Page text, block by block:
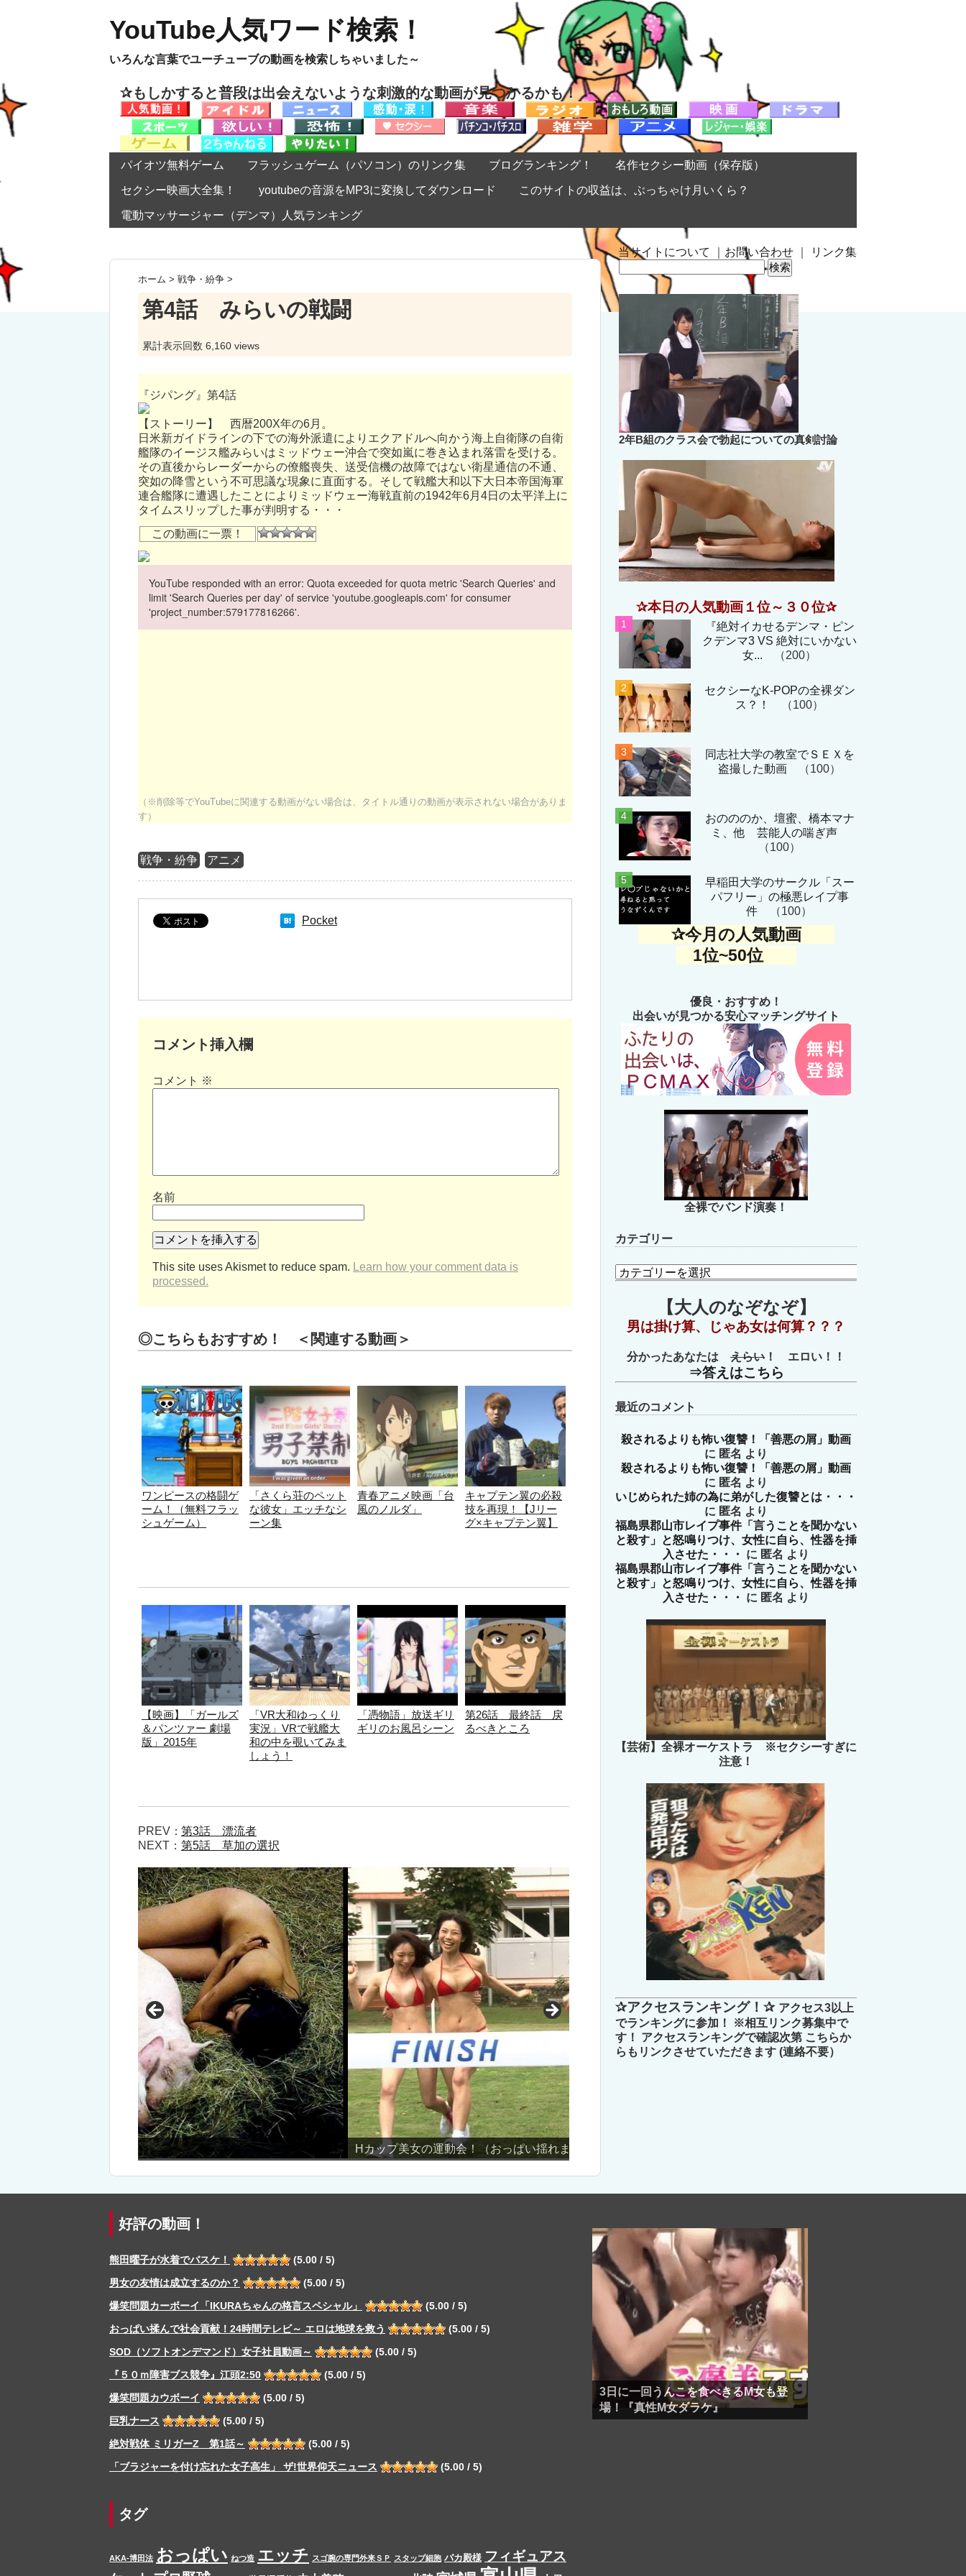
YouTube人気ワード検索！
いろんな言葉でユーチューブの動画を検索しちゃいました～
✰もしかすると普段は出会えないような刺激的な動画が見つかるかも！
パイオツ無料ゲーム フラッシュゲーム（パソコン）のリンク集 ブログランキング！ 名作セクシー動画（保存版）
セクシー映画大全集！ youtubeの音源をMP3に変換してダウンロード このサイトの収益は、ぶっちゃけ月いくら？
電動マッサージャー（デンマ）人気ランキング
当サイトについて お問い合わせ リンク集
ホーム > 戦争・紛争 >
第4話 みらいの戦闘
累計表示回数 6,160 views
『ジパング』第4話
【ストーリー】 西暦200X年の6月。
日米新ガイドラインの下での海外派遣によりエクアドルへ向かう海上自衛隊の自衛
艦隊のイージス艦みらいはミッドウェー沖合で突如嵐に巻き込まれ落雷を受ける。
その直後からレーダーからの僚艦喪失、送受信機の故障ではない衛星通信の不通、
突如の降雪という不可思議な現象に直面する。そして戦艦大和以下大日本帝国海軍
連合艦隊に遭遇したことによりミッドウェー海戦直前の1942年6月4日の太平洋上に
タイムスリップした事が判明する・・・
この動画に一票！
YouTube responded with an error: Quota exceeded for quota metric 'Search Queries' and
limit 'Search Queries per day' of service 'youtube.googleapis.com' for consumer
'project_number:579177816266'.
（※削除等でYouTubeに関連する動画がない場合は、タイトル通りの動画が表示されない場合がありま
す）
戦争・紛争 アニメ
Pocket
コメント挿入欄
コメント ※
名前
This site uses Akismet to reduce spam.
Learn how your comment data is
processed.
◎こちらもおすすめ！ ＜関連する動画＞
ワンピースの格闘ゲ
ーム！（無料フラッ
シュゲーム）
「さくら荘のペット
な彼女」エッチなシ
ーン集
青春アニメ映画「台
風のノルダ」
キャプテン翼の必殺
技を再現！【Jリー
グ×キャプテン翼】
【映画】「ガールズ
＆パンツァー 劇場
版」2015年
「VR大和ゆっくり
実況」VRで戦艦大
和の中を覗いてみま
しょう！
「憑物語」放送ギリ
ギリのお風呂シーン
第26話 最終話 戻
るべきところ
PREV：第3話 漂流者
NEXT： 第5話 草加の選択
Hカップ美女の運動会！（おっぱい揺れます）
検
索:
2年B組のクラス会で勃起についての真剣討論
✰本日の人気動画１位～３０位✰
『絶対イカせるデンマ・ピン
クデンマ3 VS 絶対にいかない
女... （200）
セクシーなK-POPの全裸ダン
ス？！
（100）
同志社大学の教室でＳＥＸを
盗撮した動画 （100）
おのののか、壇蜜、橋本マナ
ミ、他 芸能人の喘ぎ声
（100）
早稲田大学のサークル「スー
パフリー」の極悪レイプ事
件 （100）
✰今月の人気動画
1位~50位
優良・おすすめ！
出会いが見つかる安心マッチングサイト
全裸でバンド演奏！
カテゴリー
カ
テ
【大人のなぞなぞ】
男は掛け算、じゃあ女は何算？？？
分かったあなたは えらい ！ エロい！！
⇒答えはこちら
最近のコメント
殺されるよりも怖い復讐！「善悪の屑」動画
に 匿名 より
殺されるよりも怖い復讐！「善悪の屑」動画
に 匿名 より
いじめられた姉の為に弟がした復讐とは・・・
に 匿名 より
福島県郡山市レイプ事件「言うことを聞かない
と殺す」と怒鳴りつけ、女性に自ら、性器を挿
入させた・・・
に 匿名 より
福島県郡山市レイプ事件「言うことを聞かない
と殺す」と怒鳴りつけ、女性に自ら、性器を挿
入させた・・・
に 匿名 より
【芸術】全裸オーケストラ ※セクシーすぎに
注意！
✰アクセスランキング！✰ アクセス3以上
でランキングに参加！ ※相互リンク募集中で
す！ アクセスランキングで確認次第 こちらか
らもリンクさせていただきます (連絡不要）
好評の動画！
熊田曜子が水着でバスケ！
(5.00 / 5)
男女の友情は成立するのか？
(5.00 / 5)
爆笑問題カーボーイ「IKURAちゃんの格言スペシャル」
(5.00 / 5)
おっぱい揉んで社会貢献！24時間テレビ～ エロは地球を救う
(5.00 / 5)
SOD（ソフトオンデマンド）女子社員動画～
(5.00 / 5)
『５０ｍ障害ブス競争』江頭2:50
(5.00 / 5)
爆笑問題カウボーイ
(5.00 / 5)
巨乳ナース
(5.00 / 5)
絶対戦体 ミリガーZ 第1話～
(5.00 / 5)
「ブラジャーを付け忘れた女子高生」 ザ!世界仰天ニュース
(5.00 / 5)
タグ
AKA-博田法 おっぱい ねつ造 エッチ スゴ腕の専門外来ＳＰ スタップ細胞 バカ殿様 フィギュアス
3日に一回うんこを食べきるM女も登
場！『真性M女ダラケ』